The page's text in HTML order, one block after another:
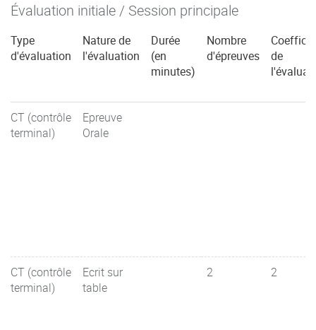
Évaluation initiale / Session principale
Type
d'évaluation
Nature de
l'évaluation
Durée
(en
minutes)
Nombre
d'épreuves
de
CT (contrôle
terminal)
Epreuve
Orale
CT (contrôle
terminal)
Ecrit sur
table
2 2